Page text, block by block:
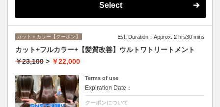
Select
カット＋カラー【クーポン】 Est. Duration：Approx. 2 hrs30 mins
カット+フルカラー+【髪質改善】ウルトワトリートメント
￥23,100 > ￥22,000
Terms of use
Expiration Date：
クーポンについて